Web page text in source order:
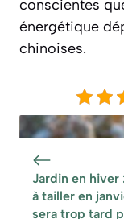
conscientes
énergétique
chinoises.
Jardin en hiver
à tailler en
sera trop tard